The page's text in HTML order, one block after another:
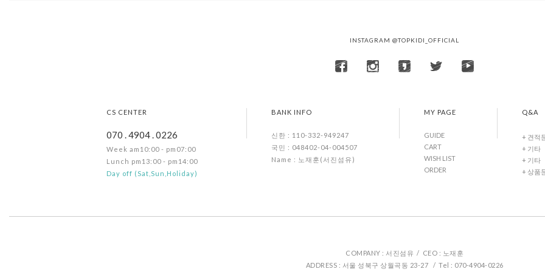
INSTAGRAM @TOPKIDI_OFFICIAL
CS CENTER
070 . 4904 . 0226
Week am10:00 - pm07:00
Lunch pm13:00 - pm14:00
Day off (Sat,Sun,Holiday)
BANK INFO
신한 : 110-332-949247
국민 : 048402-04-004507
Name : 노재훈(서진섬유)
MY PAGE
GUIDE
CART
WISH LIST
ORDER
Q&A
+ 견적
+ 기타
+ 기타
+ 상품
COMPANY : 서진섬유 / CEO : 노재훈
ADDRESS : 서울 성북구 상월곡동 23-27 / Tel : 070-4904-0226